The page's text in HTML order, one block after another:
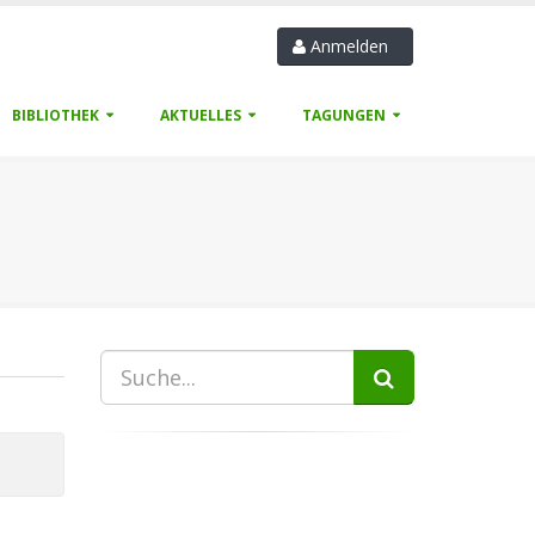
Anmelden
BIBLIOTHEK AKTUELLES TAGUNGEN